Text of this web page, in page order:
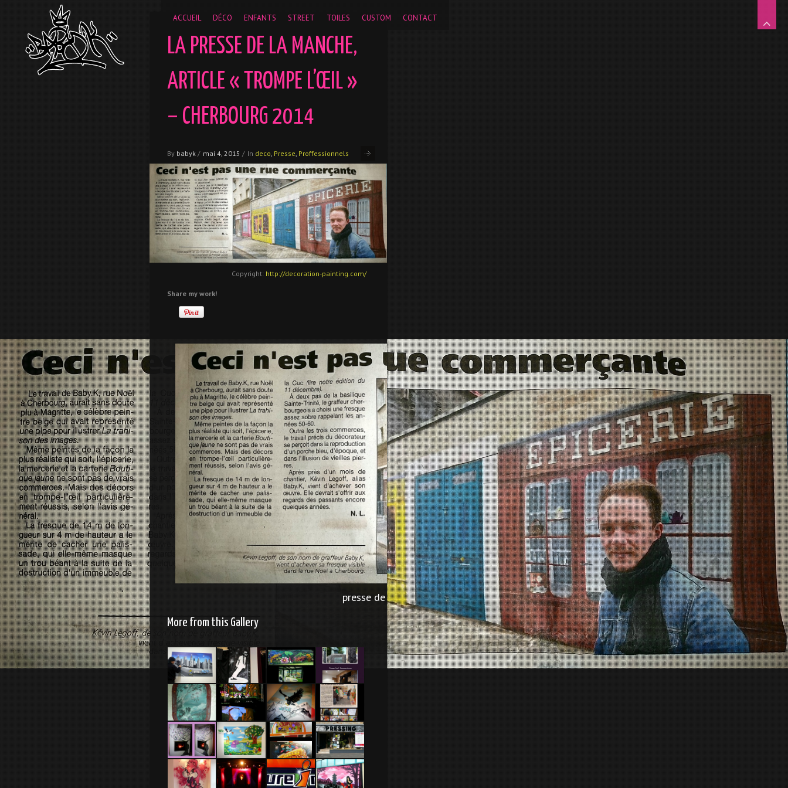
__gaTracker('require', 'displayfeatures'); __gaTracker('send','pageview');
ACCUEIL DÉCO ENFANTS STREET TOILES CUSTOM CONTACT
LA PRESSE DE LA MANCHE,
ARTICLE « TROMPE L’ŒIL »
– CHERBOURG 2014
By babyk / mai 4, 2015 / In deco, Presse, Proffessionnels
Copyright: http://decoration-painting.com/
Share my work!
presse de la manche palissade trompe l’œil cherbourg
More from this Gallery
Chambre
Roy
Scène
Mickael
Jackson
Jardin
Trompe
l’oeil
Deco
Nautilus
Eilat 2011
Chambre
aigle
Torigny
sur vire
2009
Décoration
cheminée
Chambre
enfant
Soul train
– Bressuire
Enseigne
pressing -